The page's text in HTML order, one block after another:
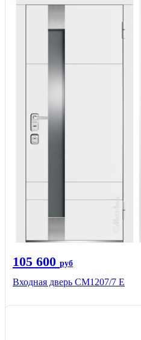
105 600 руб
Входная дверь СМ1207/7 E